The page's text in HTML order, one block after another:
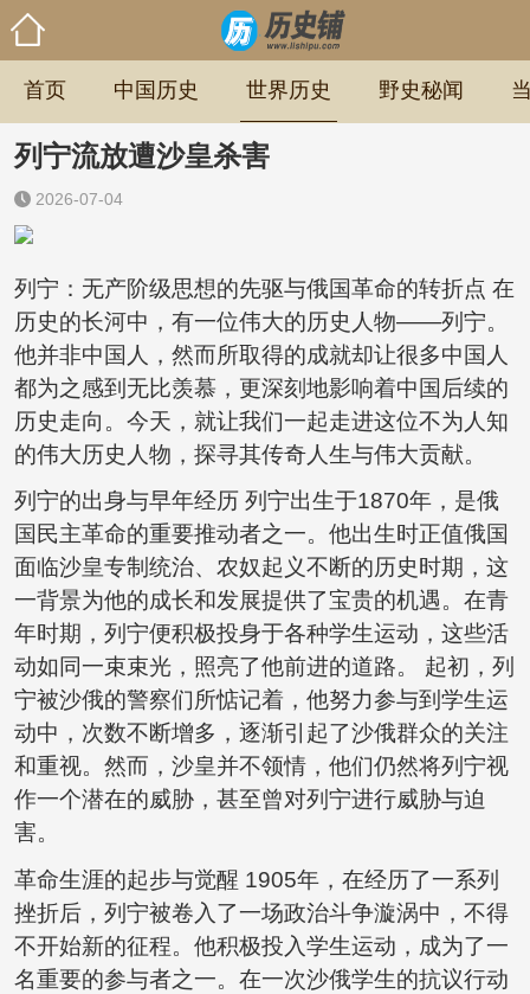
首页 中国历史 世界历史 野史秘闻
列宁流放遭沙皇杀害
2026-07-04
列宁：无产阶级思想的先驱与俄国革命的转折点 在
历史的长河中，有一位伟大的历史人物——列宁。
他并非中国人，然而所取得的成就却让很多中国人
都为之感到无比羡慕，更深刻地影响着中国后续的
历史走向。今天，就让我们一起走进这位不为人知
的伟大历史人物，探寻其传奇人生与伟大贡献。
列宁的出身与早年经历 列宁出生于1870年，是俄
国民主革命的重要推动者之一。他出生时正值俄国
面临沙皇专制统治、农奴起义不断的历史时期，这
一背景为他的成长和发展提供了宝贵的机遇。在青
年时期，列宁便积极投身于各种学生运动，这些活
动如同一束束光，照亮了他前进的道路。 起初，列
宁被沙俄的警察们所惦记着，他努力参与到学生运
动中，次数不断增多，逐渐引起了沙俄群众的关注
和重视。然而，沙皇并不领情，他们仍然将列宁视
作一个潜在的威胁，甚至曾对列宁进行威胁与迫
害。
革命生涯的起步与觉醒 1905年，在经历了一系列
挫折后，列宁被卷入了一场政治斗争漩涡中，不得
不开始新的征程。他积极投入学生运动，成为了一
名重要的参与者之一。在一次沙俄学生的抗议行动